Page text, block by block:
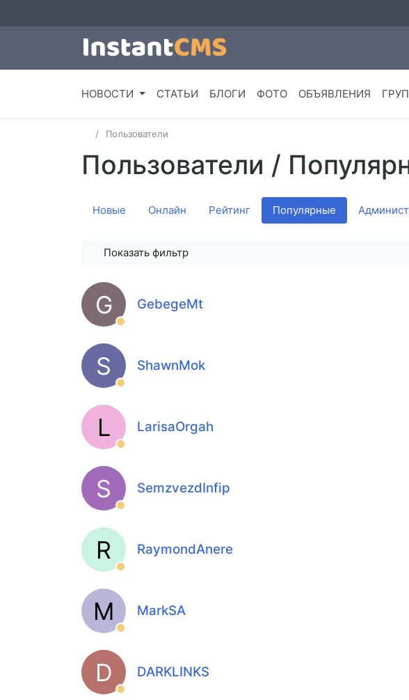
НОВОСТИ СТАТЬИ БЛОГИ ФОТО ОБЪЯВЛЕНИЯ
Пользователи
Пользователи /
Новые Онлайн Рейтинг Популярные
Показать фильтр
G GebegeMt
S ShawnMok
L LarisaOrgah
S SemzvezdInfip
R RaymondAnere
M MarkSA
D DARKLINKS